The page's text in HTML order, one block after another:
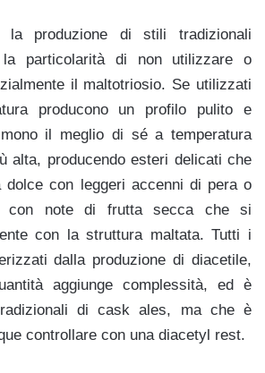
produzione di stili tradizionali
la particolarità di non utilizzare o
il maltotriosio. Se utilizzati
producono un profilo pulito e
il meglio di sé a temperatura
alta, producendo esteri delicati che
dolce con leggeri accenni di pera o
con note di frutta secca che si
con la struttura maltata. Tutti i
dalla produzione di diacetile,
aggiunge complessità, ed è
di cask ales, ma che è
controllare con una diacetyl rest.